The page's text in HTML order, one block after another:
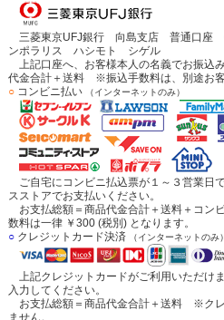
三菱東京UFJ銀行 向島支店 普通口座
ンポラリス ハシモト シゲル
上記口座へ、お客様本人の名義でお振込
代金合計＋送料 ※振込手数料は、別途お客
○コンビニ払い （インターネットのみ）
ご自宅にコンビニ払込票が１～３営業日
スストアでお支払いください。
お支払総額＝商品代金合計＋送料＋コ
数料は一律 ￥300 (税別) となります。
○クレジットカード決済 （インターネットのみ）
上記クレジットカードがご利用いただけ
入力してください。
お支払総額＝商品代金合計＋送料 ※クレ
ません。